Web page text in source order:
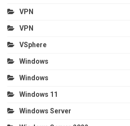
VPN
VPN
VSphere
Windows
Windows
Windows 11
Windows Server